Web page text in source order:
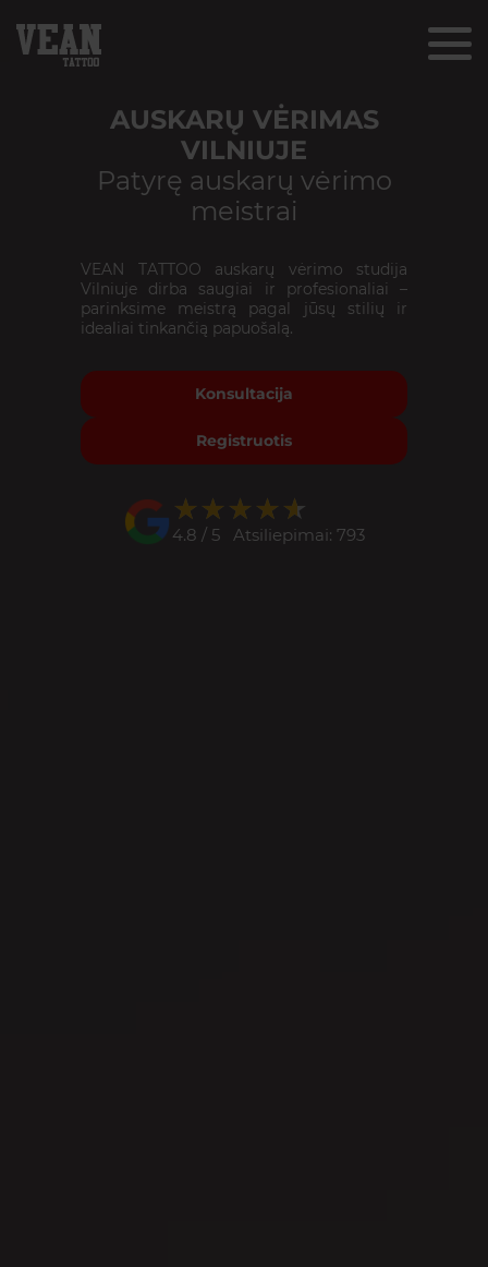
AUSKARŲ VĖRIMAS
VILNIUJE
Patyrę auskarų vėrimo
meistrai
VEAN TATTOO auskarų vėrimo studija
Vilniuje dirba saugiai ir profesionaliai –
parinksime meistrą pagal jūsų stilių ir
idealiai tinkančią papuošalą.
Konsultacija
Registruotis
★★★★★
★★★★★
4.8 / 5 Atsiliepimai: 793